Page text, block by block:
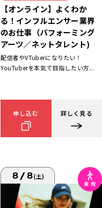
【オンライン】よくわか
る！インフルエンサー業界
のお仕事（パフォーミング
アーツ／ネットタレント)
配信者やVTuberになりたい！
YouTuberを本気で目指したい方...
申し込む 詳しく見る
8/8(土)